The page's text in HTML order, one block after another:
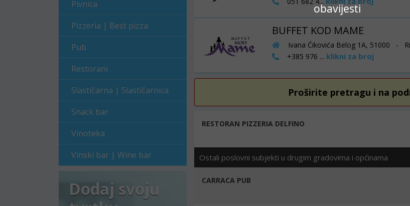
obavijesti
Pivnica
Pizzeria | Best pizza
Pub
Restorani
Slastičarna | Slastičarnica
Snack bar
Vinoteka
Vinski bar | Wine bar
Dodaj svoju
BUFFET KOD MAME
Ivana Ćikovića Belog 1A, 51000 -
+385 976 ... klikni za broj
Proširite pretragu i na
RESTORAN PIZZERIA DELFINO
Ostali poslovni subjekti u drugim gradovima i općinama
CARRACA PUB